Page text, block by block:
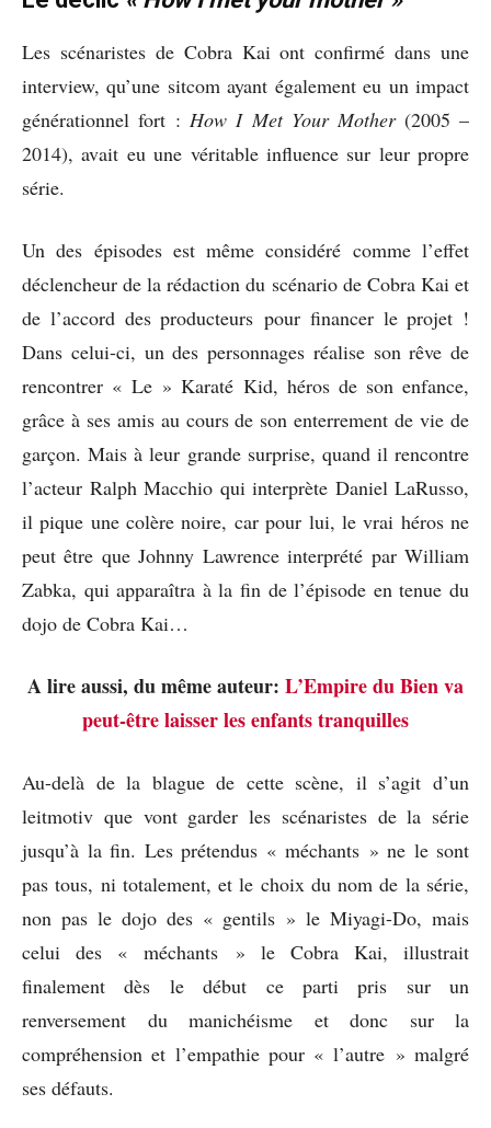
Les scénaristes de Cobra Kai ont confirmé dans une
interview, qu’une sitcom ayant également eu un impact
générationnel fort :How I Met Your Mother (2005 –
2014), avait eu une véritable influence sur leur propre
série.
Un des épisodes est même considéré comme l’effet
déclencheur de la rédaction du scénario de Cobra Kai et
de l’accord des producteurs pour financer le projet !
Dans celui-ci, un des personnages réalise son rêve de
rencontrer « Le » Karaté Kid, héros de son enfance,
grâce à ses amis au cours de son enterrement de vie de
garçon. Mais à leur grande surprise, quand il rencontre
l’acteur Ralph Macchio qui interprète Daniel LaRusso,
il pique une colère noire, car pour lui, le vrai héros ne
peut être que Johnny Lawrence interprété par William
Zabka, qui apparaîtra à la fin de l’épisode en tenue du
dojo de Cobra Kai…
A lire aussi, du même auteur: L’Empire du Bien va
peut-être laisser les enfants tranquilles
Au-delà de la blague de cette scène, il s’agit d’un
leitmotiv que vont garder les scénaristes de la série
jusqu’à la fin. Les prétendus « méchants » ne le sont
pas tous, ni totalement, et le choix du nom de la série,
non pas le dojo des « gentils » le Miyagi-Do, mais
celui des « méchants » le Cobra Kai, illustrait
finalement dès le début ce parti pris sur un
renversement du manichéisme et donc sur la
compréhension et l’empathie pour « l’autre » malgré
ses défauts.